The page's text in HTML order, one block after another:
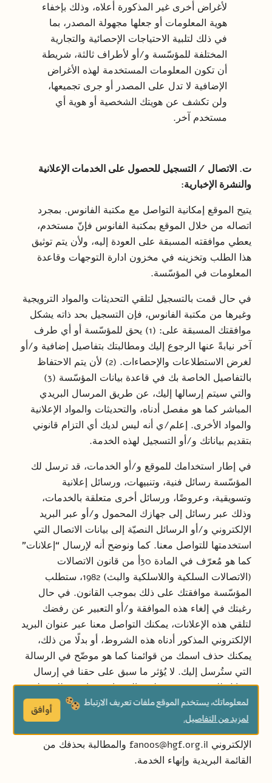
لأغراض أخرى غير المذكورة أعلاه، وذلك بإخفاء
هوية المعلومات أو جعلها مجهولة المصدر، بما
في ذلك لتلبية الاحتياجات الإحصائية والتجارية
المختلفة للمؤسّسة و/أو لأطراف ثالثة، شريطة
أن تكون المعلومات المستخدمة لهذه الأغراض
الإضافية لا تدل على المصدر أو جرى تجميعها،
ولن تكشف عن هويتك الشخصية أو هوية أي
مستخدم آخر.
ت. الاتصال / التسجيل للحصول على الخدمات الإعلانية
والنشرة الإخبارية:
يتيح الموقع إمكانية التواصل مع مكتبة الفانوس. بمجرد
اتصاله من خلال الموقع بمكتبة الفانوس فإنّ مستخدم،
يعطي موافقته المسبقة على العودة إليه، ولأن يتم توثيق
هذا الطلب وتخزينه في مخزون ادارة التوجهات وقاعدة
المعلومات في المؤسّسة.
في حال قمت بالتسجيل لتلقي التحديثات والمواد الترويجية
وغيرها من مكتبة الفانوس، فإن التسجيل بحد ذاته يشكل
موافقتك المسبقة على: (1) يحق للمؤسّسة أو أي طرف
آخر نيابةً عنها الرجوع إليك ومطالبتك بتفاصيل إضافية و/أو
لغرض الاستطلاعات والإحصاءات. (2) لأن يتم الاحتفاظ
بالتفاصيل الخاصة بك في قاعدة بيانات المؤسّسة (3)
والتي سيتم إرسالها إليك، عن طريق المرسال البريدي
المباشر كما هو مفصل أدناه، والتحديثات والمواد الإعلانية
والمواد الأخرى. إعلم/ي أنه ليس لديك أي التزام قانوني
بتقديم بياناتك و/أو التسجيل لهذه الخدمة.
في إطار استخدامك للموقع و/أو الخدمات، قد ترسل لك
المؤسّسة رسائل فنية، وتنبيهات، ورسائل إعلانية
وتسويقية، وعروضًا، ورسائل أخرى متعلقة بالخدمات،
وذلك عبر رسائل إلى جهازك المحمول و/أو عبر البريد
الإلكتروني و/أو الرسائل النصيّة إلى بيانات الاتصال التي
استخدمتها للتواصل معنا. كما ونوضح أنه لإرسال “إعلانات”
كما هو مُعرّف في المادة 30أ من قانون الاتصالات
(الاتصالات السلكية واللاسلكية والبث) 1982، ستطلب
المؤسّسة موافقتك على ذلك بموجب القانون. في حال
رغبتك في إلغاء هذه الموافقة و/أو التعبير عن رفضك
لتلقي هذه الإعلانات، يمكنك التواصل معنا عبر عنوان البريد
الإلكتروني المذكور أدناه هذه الشروط، أو بدلًا من ذلك،
يمكنك حذف اسمك من قوائمنا كما هو موضّح في الرسالة
التي ستُرسل إليك. لا يُؤثر ما سبق على حقنا في إرسال
رسائل للمستخدمين متعلقة بالخدمات، بما في ذلك، على
سبيل المثال لا الحصر، الرسائل الفنية التقنية.
الإلكتروني fanoos@hgf.org.il والمطالبة بحذفك من
القائمة البريدية وإنهاء الخدمة.
لمعلوماتك، يستخدم الموقع ملفات تعريف الارتباط
لمزيد من التفاصيل.
أوافق